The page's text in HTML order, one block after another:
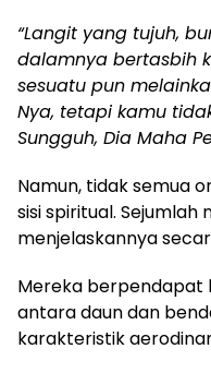
“Langit yang tujuh,
dalamnya bertasbih
sesuatu pun
Nya, tetapi kamu
Sungguh, Dia Maha
Namun, tidak semua
sisi spiritual.
menjelaskannya
Mereka berpendapat
antara daun dan
karakteristik